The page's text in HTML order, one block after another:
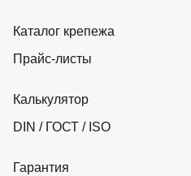
Каталог крепежа
Прайс-листы
Калькулятор
DIN / ГОСТ / ISO
Гарантия